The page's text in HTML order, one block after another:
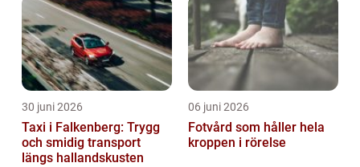
30 juni 2026
Taxi i Falkenberg: Trygg
och smidig transport
längs hallandskusten
06 juni 2026
Fotvård som håller hela
kroppen i rörelse